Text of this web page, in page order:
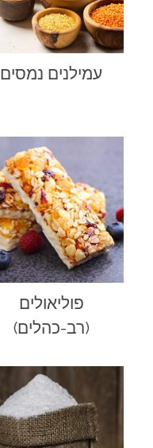
עמילנים נמסים
פוליאולים
(רב-כהלים)